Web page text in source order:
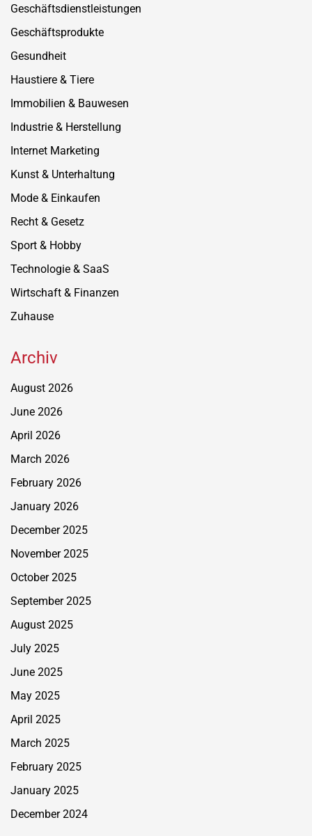
Geschäftsdienstleistungen
Geschäftsprodukte
Gesundheit
Haustiere & Tiere
Immobilien & Bauwesen
Industrie & Herstellung
Internet Marketing
Kunst & Unterhaltung
Mode & Einkaufen
Recht & Gesetz
Sport & Hobby
Technologie & SaaS
Wirtschaft & Finanzen
Zuhause
Archiv
August 2026
June 2026
April 2026
March 2026
February 2026
January 2026
December 2025
November 2025
October 2025
September 2025
August 2025
July 2025
June 2025
May 2025
April 2025
March 2025
February 2025
January 2025
December 2024